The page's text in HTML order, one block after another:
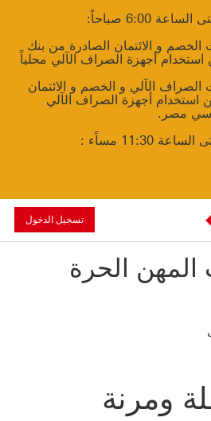
و الائتمان الصادرة من بنك
أجهزة الصراف الآلي محلياً
الآلي و الخصم و الائتمان
أجهزة الصراف الآلي
سي مصر.
تسجيل الدخول
الحرة
ومرنة